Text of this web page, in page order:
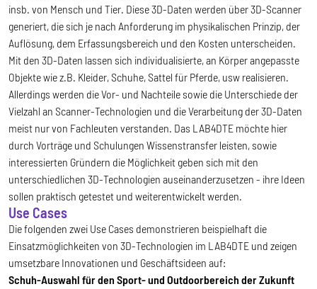
insb. von Mensch und Tier. Diese 3D-Daten werden über 3D-Scanner
generiert, die sich je nach Anforderung im physikalischen Prinzip, der
Auflösung, dem Erfassungsbereich und den Kosten unterscheiden.
Mit den 3D-Daten lassen sich individualisierte, an Körper angepasste
Objekte wie z.B. Kleider, Schuhe, Sattel für Pferde, usw realisieren.
Allerdings werden die Vor- und Nachteile sowie die Unterschiede der
Vielzahl an Scanner-Technologien und die Verarbeitung der 3D-Daten
meist nur von Fachleuten verstanden. Das LAB4DTE möchte hier
durch Vorträge und Schulungen Wissenstransfer leisten, sowie
interessierten Gründern die Möglichkeit geben sich mit den
unterschiedlichen 3D-Technologien auseinanderzusetzen - ihre Ideen
sollen praktisch getestet und weiterentwickelt werden.
Use Cases
Die folgenden zwei Use Cases demonstrieren beispielhaft die
Einsatzmöglichkeiten von 3D-Technologien im LAB4DTE und zeigen
umsetzbare Innovationen und Geschäftsideen auf:
Schuh-Auswahl für den Sport- und Outdoorbereich der Zukunft